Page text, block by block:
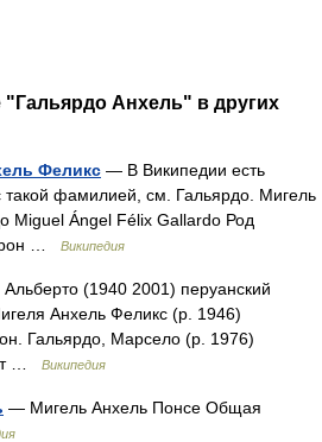
"Гальярдо Анхель" в других
Феликс — В Википедии есть
такой фамилией, см. Гальярдо. Мигель
Miguel Ángel Félix Gallardo Род
…
Википедия
(1940 2001) перуанский
Анхель Феликс (р. 1946)
Гальярдо, Марсело (р. 1976)
…
Википедия
— Мигель Анхель Понсе Общая